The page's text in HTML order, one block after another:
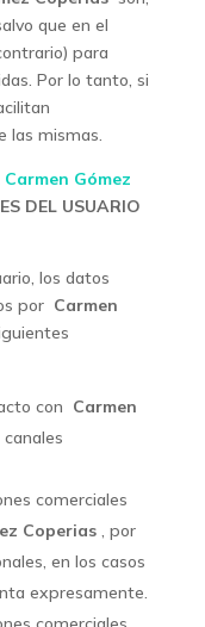
que en el
para
Por lo tanto, si
las mismas.
Carmen Gómez
DEL USUARIO
los datos
por Carmen
con Carmen
comerciales
Coperias, por
en los casos
expresamente.